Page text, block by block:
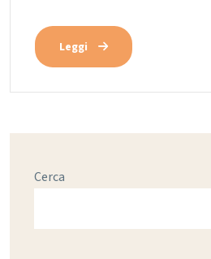
Leggi
Cerca